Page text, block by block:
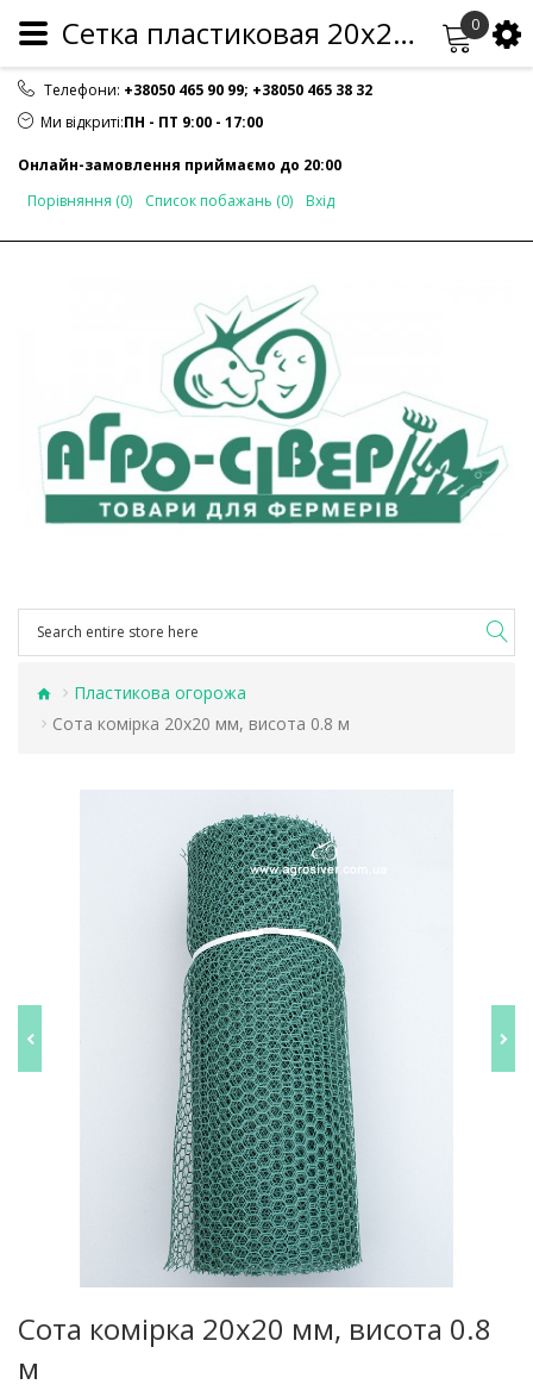
Телефони: +38050 465 90 99; +38050 465 38 32
Ми відкриті:ПН - ПТ 9:00 - 17:00
Онлайн-замовлення приймаємо до 20:00
Порівняння (0)
Список побажань (0) Вхід
0
Пластикова огорожа
Сота комірка 20х20 мм, висота 0.8 м
Сота комірка 20х20 мм, висота 0.8
м
Сетка пластиковая 20х20 мм